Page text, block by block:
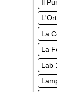
Il
La
La
Lab